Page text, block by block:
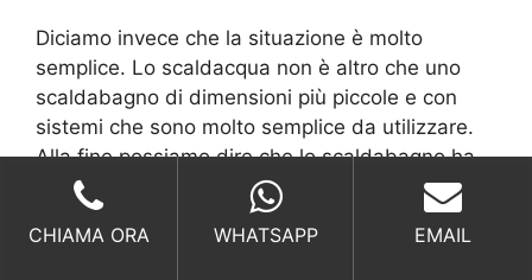
Diciamo invece che la situazione è molto
semplice. Lo scaldacqua non è altro che uno
scaldabagno di dimensioni più piccole e con
sistemi che sono molto semplice da utilizzare.
Alla fine possiamo dire che lo scaldabagno ha
solo una dimensione diversa che tende ad
essere grande perché esso riesce a scaldare
una grande quantità di acqua.
CHIAMA ORA WHATSAPP EMAIL